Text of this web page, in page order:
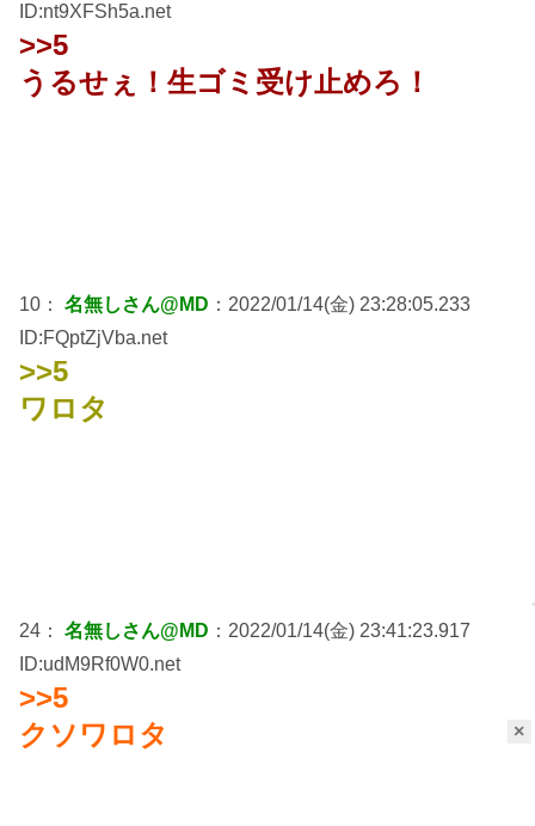
×
ID:nt9XFSh5a.net
>>5
うるせぇ！生ゴミ受け止めろ！
10： 名無しさん@MD ：2022/01/14(金) 23:28:05.233
ID:FQptZjVba.net
>>5
ワロタ
24： 名無しさん@MD ：2022/01/14(金) 23:41:23.917
ID:udM9Rf0W0.net
>>5
クソワロタ